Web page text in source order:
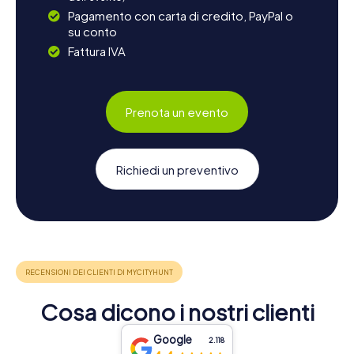
Pagamento con carta di credito, PayPal o
su conto
Fattura IVA
Prenota un evento
Richiedi un preventivo
Cosa dicono i nostri clienti
Google 2.118